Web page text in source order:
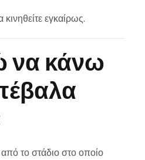
κινηθείτε εγκαίρως.
να κάνω
το στάδιο στο οποίο